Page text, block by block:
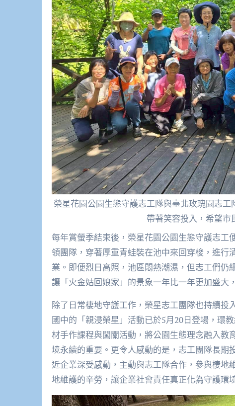
榮星花園公園生態守護志工隊與臺北玫瑰園志
帶著笑容投入，希望市
每年賞螢季結束後，榮星花園公園生態守護志
領團隊，穿著厚重青蛙裝在池中來回穿梭，進
業。即便烈日高照，池區悶熱潮濕，但志工們仍
讓「火金姑回娘家」的景象一年比一年更加盛大
除了日常棲地守護工作，榮星志工團隊也持續
國中的「親浸榮星」活動已於5月20日登場，環
材手作課程與闖關活動，將公園生態理念融入
境永續的重要。更令人感動的是，志工團隊長
近企業深受感動，主動與志工隊合作，參與棲
地維護的辛勞，讓企業社會責任真正化為守護環